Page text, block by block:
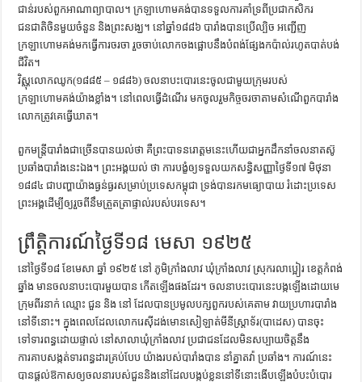
ជាន់របស់ពួកអាណាព្យាបាល។ ក្រឡាហោមគង់បានទទួលការគាំទ្រពីប្រជាកសិករ
ជនជាតិចិនមួយចំនួន និងព្រះសង្ឃ។ នៅឆ្នាំ១៨៨៦ បារាំងបានប្រើល្បិច អញ្ជើញ
ក្រឡាហោមគង់មកធ្វើការចរចា រួចចាប់លោកចងផ្អោបនឹងបំពង់ផ្សែងកប៉ាល់រហូតបាត់បង់
ជីវិត។
វិស្ណុលោកឈូក(១៨៨៥ – ១៨៨៦) ចលនាបះបោរនេះចូលជាមួយក្រុមរបស់
ក្រឡាហោមគង់យ៉ាងខ្លាំង។ នៅពេលធ្វើដំណើរ មកចូលរួមកិច្ចចរចាតាមសំណើពួកបារាំង
លោកត្រូវគេធ្វើឃាត។
ពួកមន្ត្រីបារាំងជាច្រើនបានយល់ថា គឺព្រះបាទនរោត្ដមនេះហើយជាអ្នកដឹកនាំចលនាតស៊ូ
ប្រឆាំងបារាំងនេះឯង។ ព្រះអង្គយល់ ថា ការបង្ខំឲ្យទទួលយកសន្ធិសញ្ញាថ្ងៃទី១៧ មិថុនា
១៨៨៤ ជាបញ្ហាយ៉ាងធ្ងន់ធ្ងរសម្រាប់ប្រទេសកម្ពុជា ទ្រង់បានរកមធ្យោបាយ រំដោះប្រទេស
ព្រះអង្គដើម្បីឲ្យរួចពីនឹមត្រួតត្រាផ្ទាល់របស់បរទេស។
ព្រឹត្តិការណ៍ថ្ងៃទី១៨ មេសា ១៩២៥
នៅថ្ងៃទី១៨ ខែមេសា ឆ្នាំ ១៩២៥ នៅ ភូមិក្រាំងលាវ ឃុំក្រាំងលាវ ស្រុករលាប្អៀរ ខេត្តកំពង់
ឆ្នាំង មានចលនាបះបោរមួយបាន កើតឡើងផងដែរ។ ចលនាបះបោរនេះបង្កឡើងដោយមេ
ក្រុមពីរនាក់ ឈ្មោះ ជួន និង នៅ ដែលបានប្រមូលបក្សពួករបស់គេតាម វាយប្រហារបារាំង
នៅទីនោះ។ ក្នុងពេលដែលលោករេស៊ីដង់មោនសៀឡាត់មីនីស្ត្រាទ័រ(បាដេស) បានចុះ
ទៅទារពន្ធដោយផ្ទាល់ នៅសាលាឃុំក្រាំងលាវ ប្រជាជនដែលមិនសប្បាយចិត្តនឹង
ការគាបសង្កត់ទារពន្ធដារគ្រប់បែប យ៉ាងរបស់បារាំងបាន នាំគ្នាតវ៉ា ប្រឆាំង។ ការណ៍នេះ
បានផ្ដល់ឱកាសឲ្យចលនារបស់ជួននិងនៅដែលបង្កប់ខ្លួននៅទីនោះងើបឡើងបំបះបំបោរ